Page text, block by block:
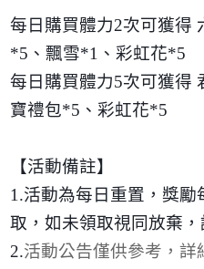
每日購買體力2次可獲得
*5 、飄雪*1 、彩虹花*5
每日購買體力5次可獲得
寶禮包*5 、彩虹花*5
【活動備註】
1.活動為每日重置，獎勵
取，如未領取視同放棄
2.活動公告僅供參考，詳